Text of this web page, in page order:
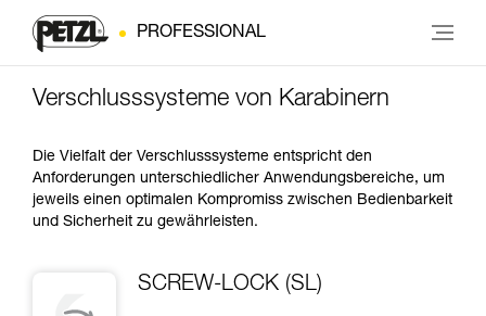
PROFESSIONAL
Verschlusssysteme von Karabinern
Die Vielfalt der Verschlusssysteme entspricht den
Anforderungen unterschiedlicher Anwendungsbereiche, um
jeweils einen optimalen Kompromiss zwischen Bedienbarkeit
und Sicherheit zu gewährleisten.
SCREW-LOCK (SL)